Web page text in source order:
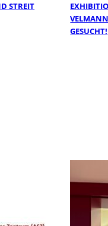
STREIT
ESUCHT!